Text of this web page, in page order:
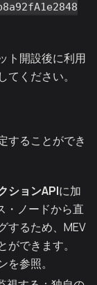
ト開設後に利用
てください。
することができ
ションAPIに加
・ノードから直
するため、MEV
できます。
を参照。